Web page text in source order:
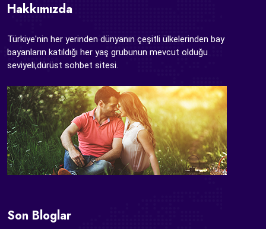
Hakkımızda
Türkiye'nin her yerinden dünyanın çeşitli ülkelerinden bay
bayanların katıldığı her yaş grubunun mevcut olduğu
seviyeli,dürüst sohbet sitesi.
Son Bloglar